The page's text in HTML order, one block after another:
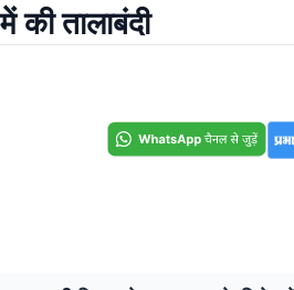
की तालाबंदी